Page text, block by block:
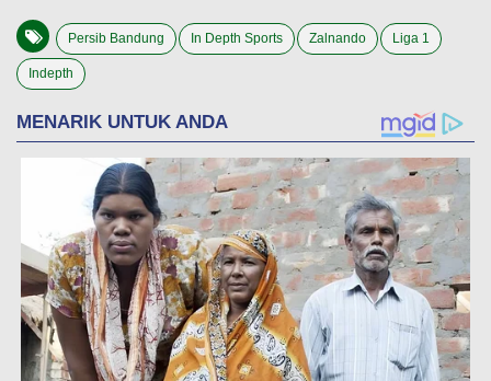
Persib Bandung In Depth Sports Zalnando Liga 1
Indepth